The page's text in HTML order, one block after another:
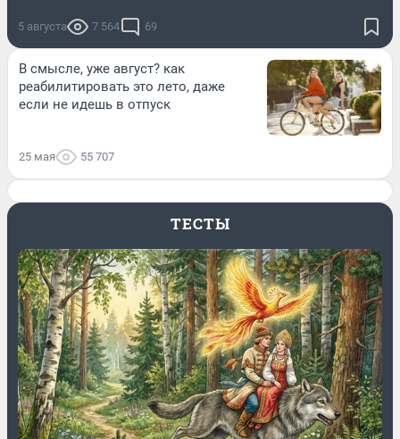
5 августа 7 564 69
В смысле, уже август? как
реабилитировать это лето, даже
если не идешь в отпуск
25 мая 55 707
ТЕСТЫ